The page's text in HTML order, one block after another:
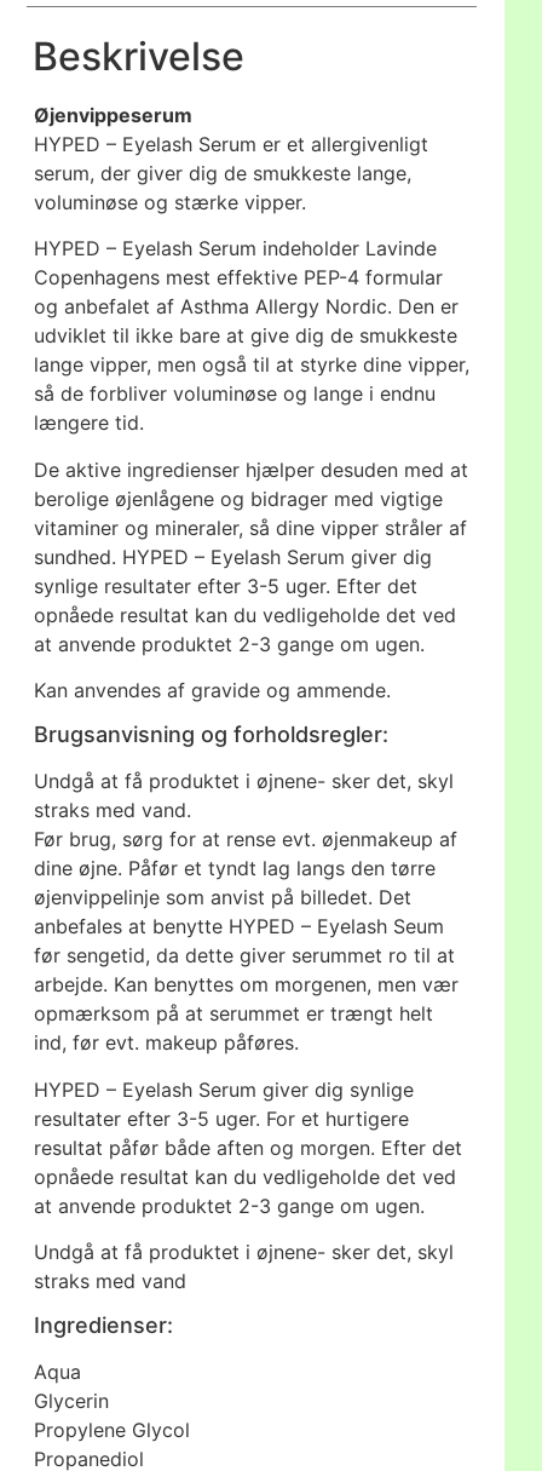
Beskrivelse
Øjenvippeserum
HYPED – Eyelash Serum er et allergivenligt
serum, der giver dig de smukkeste lange,
voluminøse og stærke vipper.
HYPED – Eyelash Serum indeholder Lavinde
Copenhagens mest effektive PEP-4 formular
og anbefalet af Asthma Allergy Nordic. Den er
udviklet til ikke bare at give dig de smukkeste
lange vipper, men også til at styrke dine vipper,
så de forbliver voluminøse og lange i endnu
længere tid.
De aktive ingredienser hjælper desuden med at
berolige øjenlågene og bidrager med vigtige
vitaminer og mineraler, så dine vipper stråler af
sundhed. HYPED – Eyelash Serum giver dig
synlige resultater efter 3-5 uger. Efter det
opnåede resultat kan du vedligeholde det ved
at anvende produktet 2-3 gange om ugen.
Kan anvendes af gravide og ammende.
Brugsanvisning og forholdsregler:
Undgå at få produktet i øjnene- sker det, skyl
straks med vand.
Før brug, sørg for at rense evt. øjenmakeup af
dine øjne. Påfør et tyndt lag langs den tørre
øjenvippelinje som anvist på billedet. Det
anbefales at benytte HYPED – Eyelash Seum
før sengetid, da dette giver serummet ro til at
arbejde. Kan benyttes om morgenen, men vær
opmærksom på at serummet er trængt helt
ind, før evt. makeup påføres.
HYPED – Eyelash Serum giver dig synlige
resultater efter 3-5 uger. For et hurtigere
resultat påfør både aften og morgen. Efter det
opnåede resultat kan du vedligeholde det ved
at anvende produktet 2-3 gange om ugen.
Undgå at få produktet i øjnene- sker det, skyl
straks med vand
Ingredienser:
Aqua
Glycerin
Propylene Glycol
Propanediol